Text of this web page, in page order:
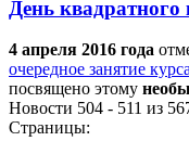
День квадратного
4 апреля 2016 года
очередное занятие
посвящено этому
Новости 504 - 511 из
Страницы: